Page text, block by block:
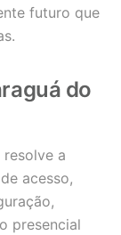
futuro que
do
a
acesso,
presencial